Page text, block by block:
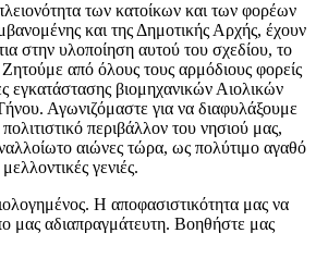
των κατοίκων και των φορέων
και της Δημοτικής Αρχής, έχουν
στην υλοποίηση αυτού του σχεδίου, το
από όλους τους αρμόδιους φορείς
εγκατάστασης βιομηχανικών Αιολικών
Αγωνιζόμαστε για να διαφυλάξουμε
περιβάλλον του νησιού μας,
αιώνες τώρα, ως πολύτιμο αγαθό
γενιές.
Η αποφασιστικότητα μας να
μας αδιαπραγμάτευτη. Βοηθήστε μας